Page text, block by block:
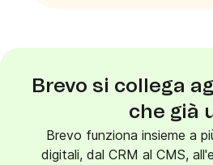
Brevo si collega
che già
Brevo funziona insieme a
digitali, dal CRM al CMS,